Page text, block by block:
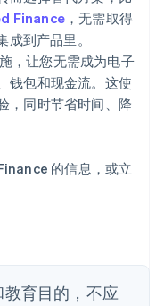
Finance ，无需取得
到产品里。
，让您无需成为电子
钱包和现金流。这使
，同时节省时间、降
的信息，或立
育目的，不应